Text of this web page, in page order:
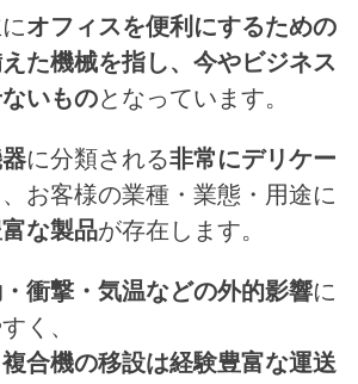
オフィスを便利にするための
た機械を指し、今やビジネス
いものとなっています。
に分類される非常にデリケー
お客様の業種・業態・用途に
な製品が存在します。
衝撃・気温などの外的影響に
く、
複合機の移設は経験豊富な運送